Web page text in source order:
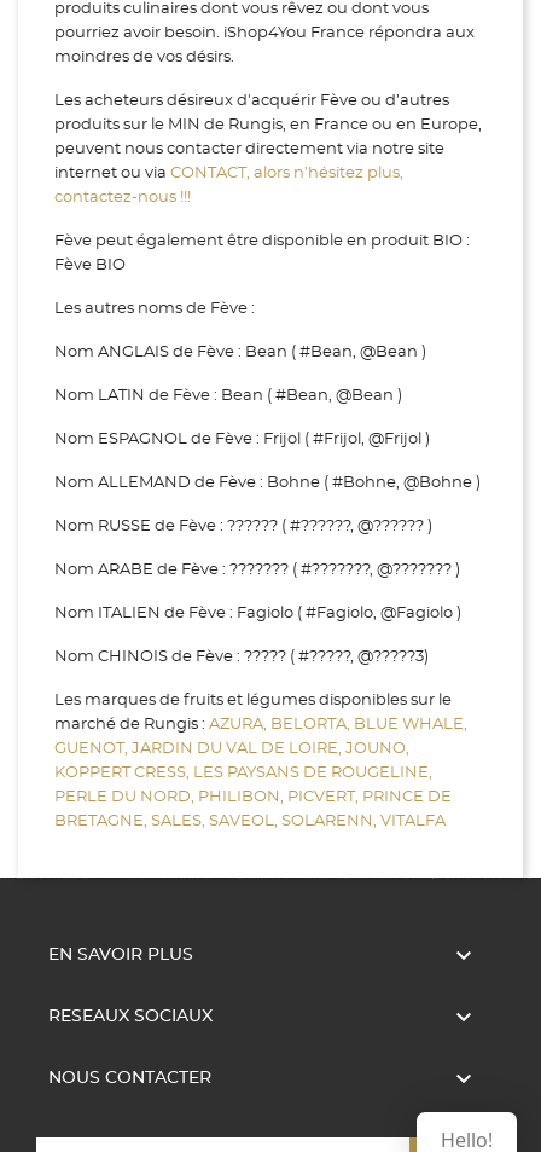
produits culinaires dont vous rêvez ou dont vous
pourriez avoir besoin. iShop4You France répondra aux
moindres de vos désirs.
Les acheteurs désireux d'acquérir Fève ou d’autres
produits sur le MIN de Rungis, en France ou en Europe,
peuvent nous contacter directement via notre site
internet ou via CONTACT, alors n’hésitez plus,
contactez-nous !!!
Fève peut également être disponible en produit BIO :
Fève BIO
Les autres noms de Fève :
Nom ANGLAIS de Fève : Bean ( #Bean, @Bean )
Nom LATIN de Fève : Bean ( #Bean, @Bean )
Nom ESPAGNOL de Fève : Frijol ( #Frijol, @Frijol )
Nom ALLEMAND de Fève : Bohne ( #Bohne, @Bohne )
Nom RUSSE de Fève : ?????? ( #??????, @?????? )
Nom ARABE de Fève : ??????? ( #???????, @??????? )
Nom ITALIEN de Fève : Fagiolo ( #Fagiolo, @Fagiolo )
Nom CHINOIS de Fève : ????? ( #?????, @?????3)
Les marques de fruits et légumes disponibles sur le
marché de Rungis : AZURA, BELORTA, BLUE WHALE,
GUENOT, JARDIN DU VAL DE LOIRE, JOUNO,
KOPPERT CRESS, LES PAYSANS DE ROUGELINE,
PERLE DU NORD, PHILIBON, PICVERT, PRINCE DE
BRETAGNE, SALES, SAVEOL, SOLARENN, VITALFA
EN SAVOIR PLUS 
RESEAUX SOCIAUX 
NOUS CONTACTER 
Hello!